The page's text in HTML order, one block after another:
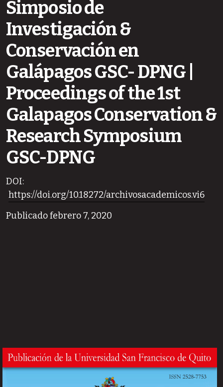
Simposio de
Investigación &
Conservación en
Galápagos GSC- DPNG |
Proceedings of the 1st
Galapagos Conservation &
Research Symposium
GSC-DPNG
DOI:
https://doi.org/10.18272/archivosacademicos.vi6
Publicado febrero 7, 2020